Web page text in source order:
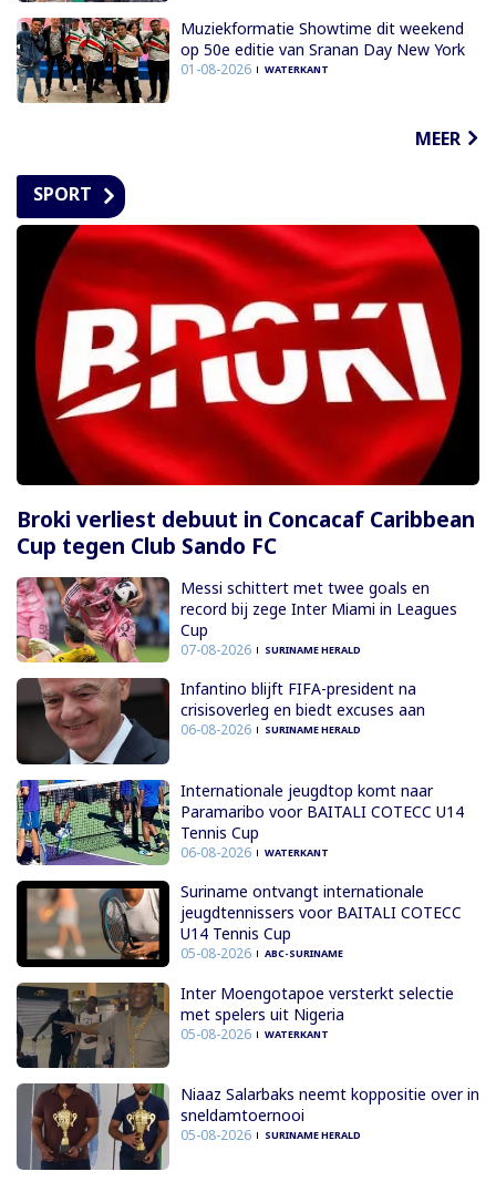
Muziekformatie Showtime dit weekend
op 50e editie van Sranan Day New York
01-08-2026 WATERKANT
MEER
SPORT
Broki verliest debuut in Concacaf Caribbean
Cup tegen Club Sando FC
Messi schittert met twee goals en
record bij zege Inter Miami in Leagues
Cup
07-08-2026 SURINAME HERALD
Infantino blijft FIFA-president na
crisisoverleg en biedt excuses aan
06-08-2026 SURINAME HERALD
Internationale jeugdtop komt naar
Paramaribo voor BAITALI COTECC U14
Tennis Cup
06-08-2026 WATERKANT
Suriname ontvangt internationale
jeugdtennissers voor BAITALI COTECC
U14 Tennis Cup
05-08-2026 ABC-SURINAME
Inter Moengotapoe versterkt selectie
met spelers uit Nigeria
05-08-2026 WATERKANT
Niaaz Salarbaks neemt koppositie over in
sneldamtoernooi
05-08-2026 SURINAME HERALD